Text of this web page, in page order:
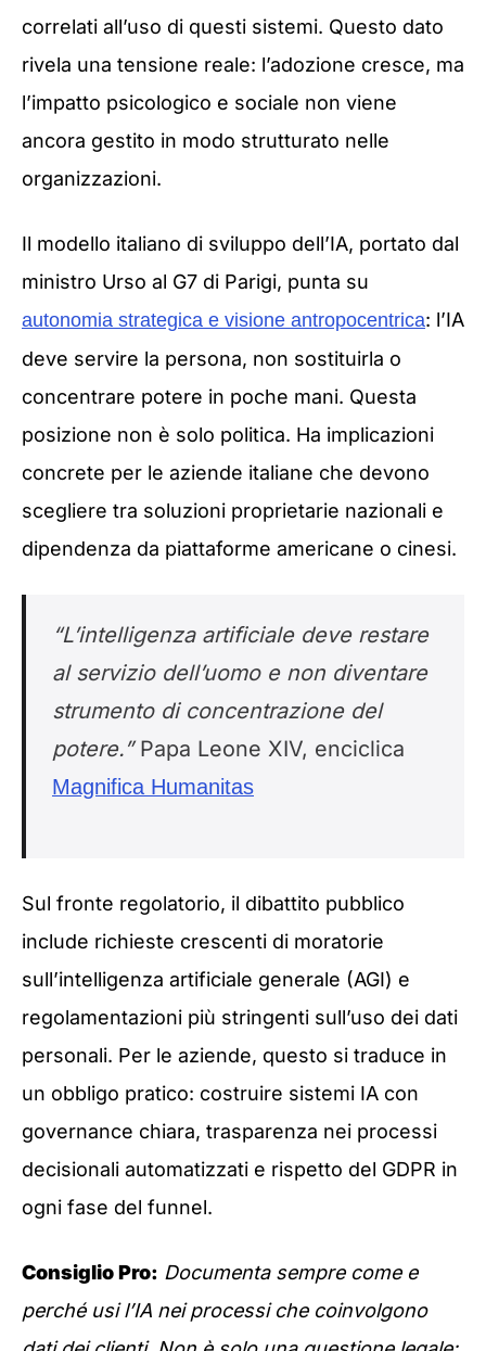
correlati all’uso di questi sistemi. Questo dato
rivela una tensione reale: l’adozione cresce, ma
l’impatto psicologico e sociale non viene
ancora gestito in modo strutturato nelle
organizzazioni.
Il modello italiano di sviluppo dell’IA, portato dal
ministro Urso al G7 di Parigi, punta su
autonomia strategica e visione antropocentrica: l’IA
deve servire la persona, non sostituirla o
concentrare potere in poche mani. Questa
posizione non è solo politica. Ha implicazioni
concrete per le aziende italiane che devono
scegliere tra soluzioni proprietarie nazionali e
dipendenza da piattaforme americane o cinesi.
“L’intelligenza artificiale deve restare
al servizio dell’uomo e non diventare
strumento di concentrazione del
potere.”Papa Leone XIV, enciclica
Magnifica Humanitas
Sul fronte regolatorio, il dibattito pubblico
include richieste crescenti di moratorie
sull’intelligenza artificiale generale (AGI) e
regolamentazioni più stringenti sull’uso dei dati
personali. Per le aziende, questo si traduce in
un obbligo pratico: costruire sistemi IA con
governance chiara, trasparenza nei processi
decisionali automatizzati e rispetto del GDPR in
ogni fase del funnel.
Consiglio Pro: Documenta sempre come e
perché usi l’IA nei processi che coinvolgono